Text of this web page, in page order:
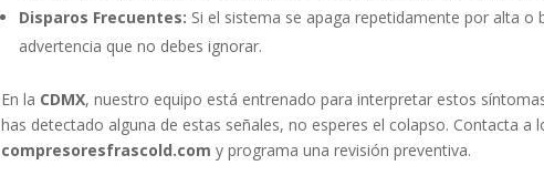
Disparos Frecuentes: Si el sistema se apaga repetidamente por alta o
advertencia que no debes ignorar.
En la CDMX, nuestro equipo está entrenado para interpretar estos
has detectado alguna de estas señales, no esperes el colapso. Contacta a
compresoresfrascold.com y programa una revisión preventiva.